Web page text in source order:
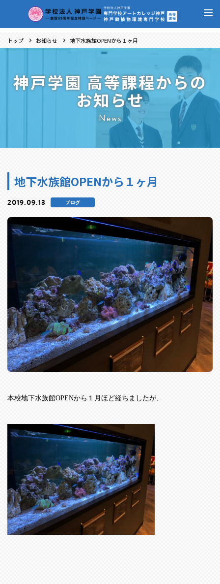
トップ お知らせ 地下水族館OPENから１ヶ月
神戸学園 高等課程からの
お知らせ
News
地下水族館OPENから１ヶ月
2019.09.13 ブログ
本校地下水族館OPENから１月ほど経ちましたが、